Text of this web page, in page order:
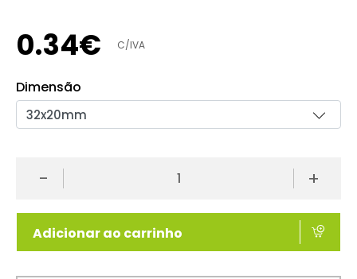
0.34€ C/IVA
Dimensão
- +
Adicionar ao carrinho